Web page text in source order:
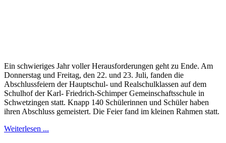
Ein schwieriges Jahr voller Herausforderungen geht zu Ende. Am
Donnerstag und Freitag, den 22. und 23. Juli, fanden die
Abschlussfeiern der Hauptschul- und Realschulklassen auf dem
Schulhof der Karl- Friedrich-Schimper Gemeinschaftsschule in
Schwetzingen statt. Knapp 140 Schülerinnen und Schüler haben
ihren Abschluss gemeistert. Die Feier fand im kleinen Rahmen statt.
Weiterlesen ...